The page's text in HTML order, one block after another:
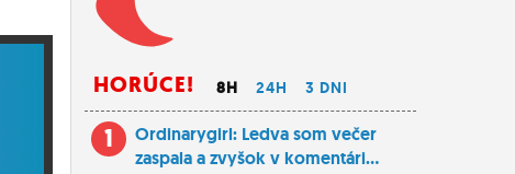
HORÚCE! 8H 24H 3 DNI
1
Ordinarygirl: Ledva som večer
zaspala a zvyšok v komentári...